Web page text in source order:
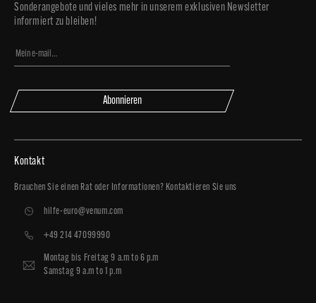
Sonderangebote und vieles mehr in unserem exklusiven Newsletter
informiert zu bleiben!
Abonnieren
Kontakt
Brauchen Sie einen Rat oder Informationen? Kontaktieren Sie uns
hilfe-euro@venum.com
+49 214 47099990
Montag bis Freitag 9 a.m to 6 p.m
Samstag 9 a.m to 1 p.m